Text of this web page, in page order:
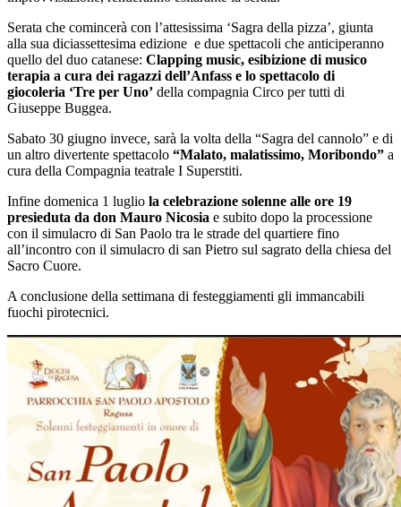
Serata che comincerà con l’attesissima ‘Sagra della pizza’, giunta
alla sua diciassettesima edizione e due spettacoli che anticiperanno
quello del duo catanese: Clapping music, esibizione di musico
terapia a cura dei ragazzi dell’Anfass e lo spettacolo di
giocoleria ‘Tre per Uno’ della compagnia Circo per tutti di
Giuseppe Buggea.
Sabato 30 giugno invece, sarà la volta della “Sagra del cannolo” e di
un altro divertente spettacolo “Malato, malatissimo, Moribondo” a
cura della Compagnia teatrale I Superstiti.
Infine domenica 1 luglio la celebrazione solenne alle ore 19
presieduta da don Mauro Nicosia e subito dopo la processione
con il simulacro di San Paolo tra le strade del quartiere fino
all’incontro con il simulacro di san Pietro sul sagrato della chiesa del
Sacro Cuore.
A conclusione della settimana di festeggiamenti gli immancabili
fuochi pirotecnici.